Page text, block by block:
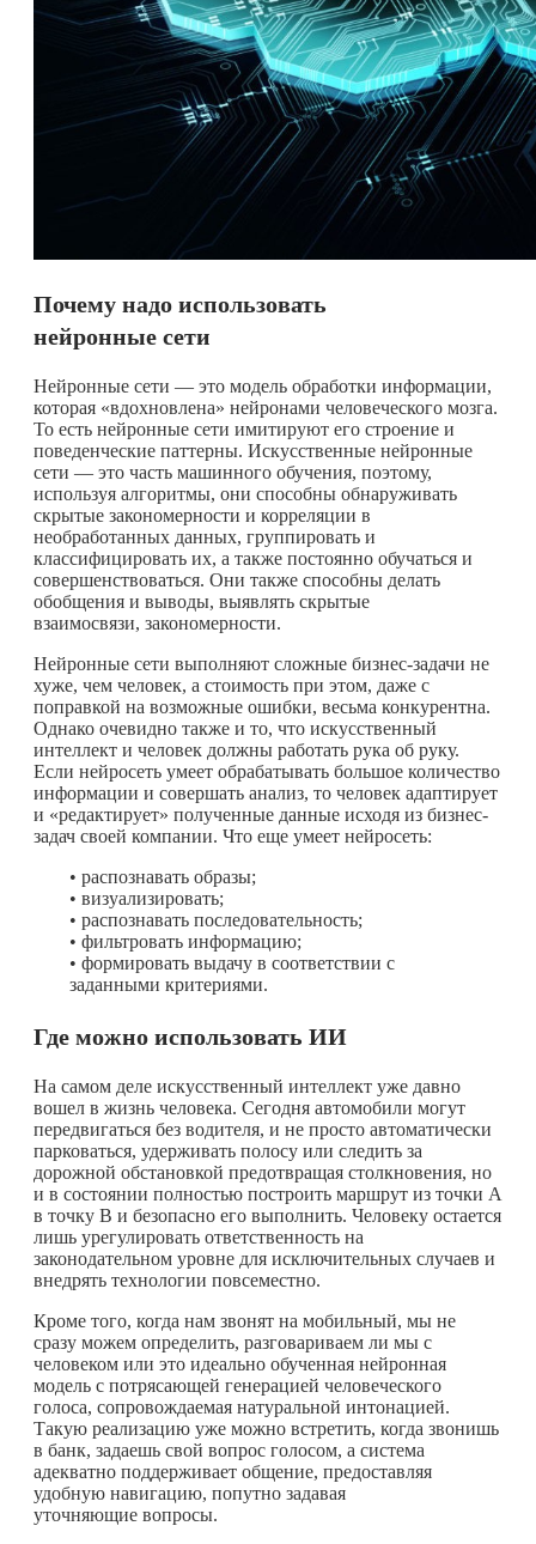
Почему надо использовать
нейронные сети
Нейронные сети — это модель обработки информации,
которая «вдохновлена» нейронами человеческого мозга.
То есть нейронные сети имитируют его строение и
поведенческие паттерны. Искусственные нейронные
сети — это часть машинного обучения, поэтому,
используя алгоритмы, они способны обнаруживать
скрытые закономерности и корреляции в
необработанных данных, группировать и
классифицировать их, а также постоянно обучаться и
совершенствоваться. Они также способны делать
обобщения и выводы, выявлять скрытые
взаимосвязи, закономерности.
Нейронные сети выполняют сложные бизнес-задачи не
хуже, чем человек, а стоимость при этом, даже с
поправкой на возможные ошибки, весьма конкурентна.
Однако очевидно также и то, что искусственный
интеллект и человек должны работать рука об руку.
Если нейросеть умеет обрабатывать большое количество
информации и совершать анализ, то человек адаптирует
и «редактирует» полученные данные исходя из бизнес-
задач своей компании. Что еще умеет нейросеть:
• распознавать образы;
• визуализировать;
• распознавать последовательность;
• фильтровать информацию;
• формировать выдачу в соответствии с
заданными критериями.
Где можно использовать ИИ
На самом деле искусственный интеллект уже давно
вошел в жизнь человека. Сегодня автомобили могут
передвигаться без водителя, и не просто автоматически
парковаться, удерживать полосу или следить за
дорожной обстановкой предотвращая столкновения, но
и в состоянии полностью построить маршрут из точки A
в точку B и безопасно его выполнить. Человеку остается
лишь урегулировать ответственность на
законодательном уровне для исключительных случаев и
внедрять технологии повсеместно.
Кроме того, когда нам звонят на мобильный, мы не
сразу можем определить, разговариваем ли мы с
человеком или это идеально обученная нейронная
модель с потрясающей генерацией человеческого
голоса, сопровождаемая натуральной интонацией.
Такую реализацию уже можно встретить, когда звонишь
в банк, задаешь свой вопрос голосом, а система
адекватно поддерживает общение, предоставляя
удобную навигацию, попутно задавая
уточняющие вопросы.